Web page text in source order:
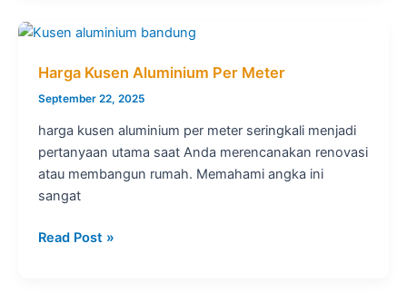
Harga Kusen Aluminium Per Meter
September 22, 2025
harga kusen aluminium per meter seringkali menjadi
pertanyaan utama saat Anda merencanakan renovasi
atau membangun rumah. Memahami angka ini
sangat
Harga
Read Post »